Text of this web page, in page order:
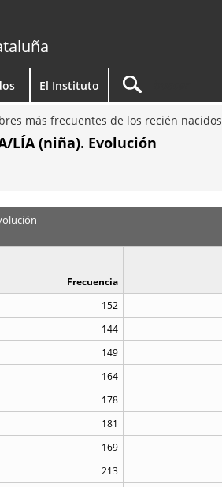
El Instituto
más frecuentes de los recién nacidos
LÍA (niña). Evolución
Frecuencia
152
144
149
164
178
181
169
213